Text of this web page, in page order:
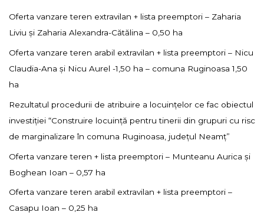
Oferta vanzare teren extravilan + lista preemptori – Zaharia
Liviu și Zaharia Alexandra-Cătălina – 0,50 ha
Oferta vanzare teren arabil extravilan + lista preemptori – Nicu
Claudia-Ana și Nicu Aurel -1,50 ha – comuna Ruginoasa 1,50
ha
Rezultatul procedurii de atribuire a locuințelor ce fac obiectul
investiției “Construire locuință pentru tinerii din grupuri cu risc
de marginalizare în comuna Ruginoasa, județul Neamț”
Oferta vanzare teren + lista preemptori – Munteanu Aurica și
Boghean Ioan – 0,57 ha
Oferta vanzare teren arabil extravilan + lista preemptori –
Casapu Ioan – 0,25 ha